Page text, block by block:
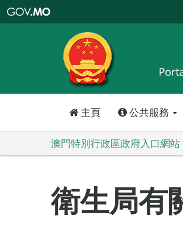
特
政
區
政
口
主頁 公共服務
澳門特別行政區政府入口網站
衛生局有